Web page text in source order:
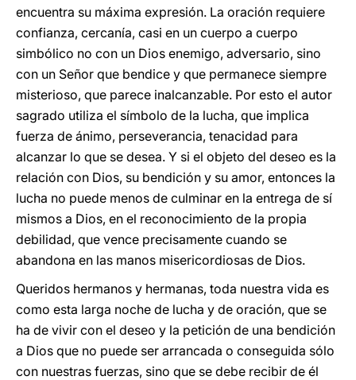
encuentra su máxima expresión. La oración requiere
confianza, cercanía, casi en un cuerpo a cuerpo
simbólico no con un Dios enemigo, adversario, sino
con un Señor que bendice y que permanece siempre
misterioso, que parece inalcanzable. Por esto el autor
sagrado utiliza el símbolo de la lucha, que implica
fuerza de ánimo, perseverancia, tenacidad para
alcanzar lo que se desea. Y si el objeto del deseo es la
relación con Dios, su bendición y su amor, entonces la
lucha no puede menos de culminar en la entrega de sí
mismos a Dios, en el reconocimiento de la propia
debilidad, que vence precisamente cuando se
abandona en las manos misericordiosas de Dios.
Queridos hermanos y hermanas, toda nuestra vida es
como esta larga noche de lucha y de oración, que se
ha de vivir con el deseo y la petición de una bendición
a Dios que no puede ser arrancada o conseguida sólo
con nuestras fuerzas, sino que se debe recibir de él